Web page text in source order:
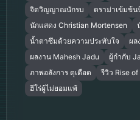
จิตวิญญาณนักรบ
ดราม่าเข้มข้น
นักแสดง Christian Mortensen
น้ำตาซึมด้วยความประทับใจ
ผล
ผลงาน Mahesh Jadu
ผู้กำกับ
ภาพอลังการ ดุเดือด
รีวิว Rise
ฮีโร่ผู้ไม่ยอมแพ้